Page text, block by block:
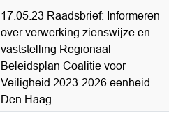
17.05.23 Raadsbrief: Informeren
over verwerking zienswijze en
vaststelling Regionaal
Beleidsplan Coalitie voor
Veiligheid 2023-2026 eenheid
Den Haag